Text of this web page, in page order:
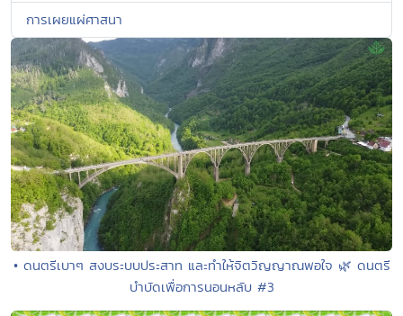
การเผยแผ่ศาสนา
• ดนตรีเบาๆ สงบระบบประสาท และทำให้จิตวิญญาณพอใจ 🌿 ดนตรี
บำบัดเพื่อการนอนหลับ #3